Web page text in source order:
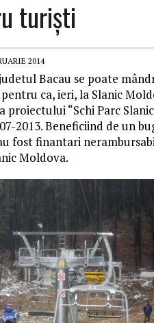
turiști
2014
Bacau se poate
ca, ieri, la Slanic
proiectului “Schi Parc
2013. Beneficiind de un
fost finantari
Moldova.